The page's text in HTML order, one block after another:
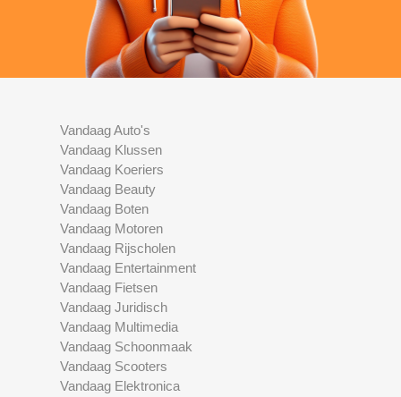
Vandaag Auto's
Vandaag Klussen
Vandaag Koeriers
Vandaag Beauty
Vandaag Boten
Vandaag Motoren
Vandaag Rijscholen
Vandaag Entertainment
Vandaag Fietsen
Vandaag Juridisch
Vandaag Multimedia
Vandaag Schoonmaak
Vandaag Scooters
Vandaag Elektronica